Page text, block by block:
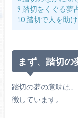
9 踏切をくぐる夢
10踏切で人を助
まず、踏切の
踏切の夢の意味は
徴しています。